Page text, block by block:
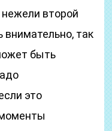
второй
внимательно, так
быть
это